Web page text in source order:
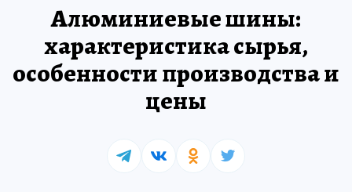
Алюминиевые шины:
характеристика сырья,
особенности производства и
цены